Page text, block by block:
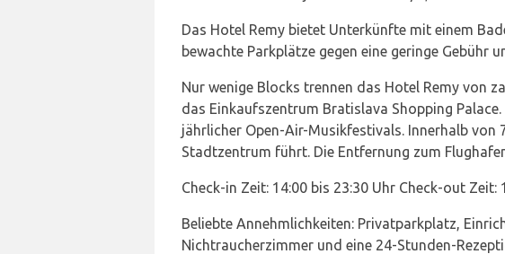
Das Hotel Remy bietet Unterkünfte mit einem
bewachte Parkplätze gegen eine geringe Gebühr
Nur wenige Blocks trennen das Hotel Remy von
das Einkaufszentrum Bratislava Shopping
jährlicher Open-Air-Musikfestivals. Innerhalb
Stadtzentrum führt. Die Entfernung zum
Check-in Zeit: 14:00 bis 23:30 Uhr Check-out Zeit:
Beliebte Annehmlichkeiten: Privatparkplatz,
Nichtraucherzimmer und eine 24-Stunden-